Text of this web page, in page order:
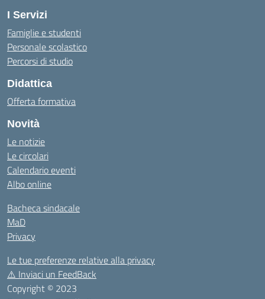
I Servizi
Famiglie e studenti
Personale scolastico
Percorsi di studio
Didattica
Offerta formativa
Novità
Le notizie
Le circolari
Calendario eventi
Albo online
Bacheca sindacale
MaD
Privacy
Le tue preferenze relative alla privacy
⚠️ Inviaci un FeedBack
Copyright © 2023